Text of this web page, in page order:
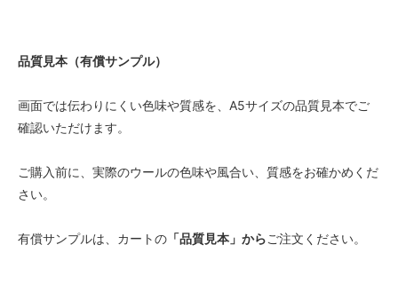
品質見本（有償サンプル）
画面では伝わりにくい色味や質感を、A5サイズの品質見本でご
確認いただけます。
ご購入前に、実際のウールの色味や風合い、質感をお確かめくだ
さい。
有償サンプルは、カートの 「品質見本」からご注文ください。